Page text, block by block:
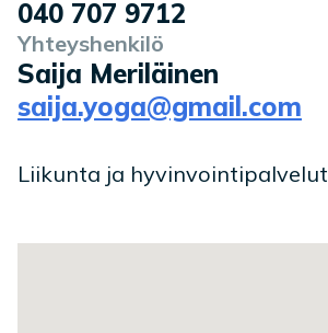
040 707 9712
Yhteyshenkilö
Saija Meriläinen
saija.yoga@gmail.com
Liikunta ja hyvinvointipalvelut